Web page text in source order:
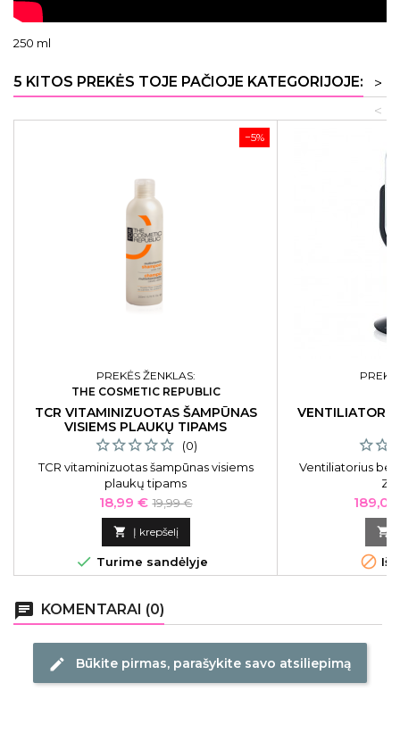
250 ml
5 KITOS PREKĖS TOJE PAČIOJE KATEGORIJOJE:
>
<
−5%
PREKĖS ŽENKLAS:
THE COSMETIC REPUBLIC
TCR VITAMINIZUOTAS ŠAMPŪNAS
VISIEMS PLAUKŲ TIPAMS
(0)
TCR vitaminizuotas šampūnas visiems
plaukų tipams
Kaina
18,99 € Bazinė
kaina
19,99 €
 Į krepšelį
 Turime sandėlyje
Ventiliatorius be
Kaina


chat KOMENTARAI (0)
edit Būkite pirmas, parašykite savo atsiliepimą